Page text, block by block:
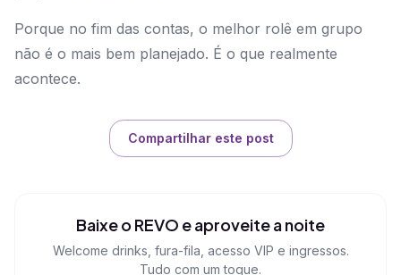
Porque no fim das contas, o melhor rolê em grupo
não é o mais bem planejado. É o que realmente
acontece.
Compartilhar este post
Baixe o REVO e aproveite a noite
Welcome drinks, fura-fila, acesso VIP e ingressos.
Tudo com um toque.